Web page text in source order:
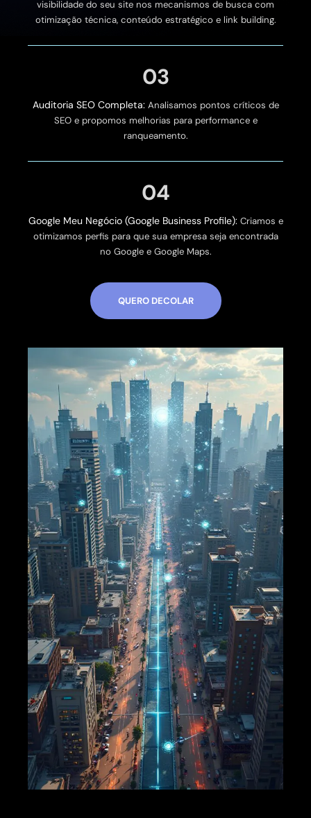
visibilidade do seu site nos mecanismos de busca com
otimização técnica, conteúdo estratégico e link building.
03
Auditoria SEO Completa: Analisamos pontos críticos de
SEO e propomos melhorias para performance e
ranqueamento.
04
Google Meu Negócio (Google Business Profile): Criamos e
otimizamos perfis para que sua empresa seja encontrada
no Google e Google Maps.
QUERO DECOLAR